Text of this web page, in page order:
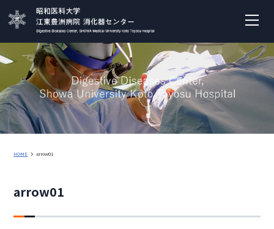
HOME arrow01
arrow01